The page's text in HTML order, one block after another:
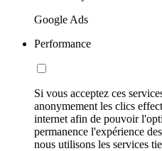
Google Ads
Performance
Si vous acceptez ces
anonymement les clics
internet afin de pouvoir
permanence l'expérience
nous utilisons les services